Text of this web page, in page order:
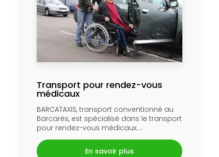
Transport pour rendez-vous
médicaux
BARCATAXIS, transport conventionné au
Barcarès, est spécialisé dans le transport
pour rendez-vous médicaux....
En savoir plus